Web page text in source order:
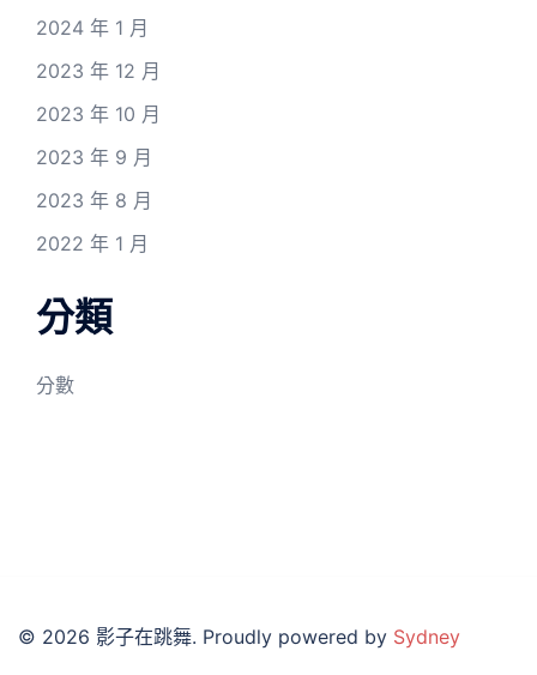
2024 年 1 月
2023 年 12 月
2023 年 10 月
2023 年 9 月
2023 年 8 月
2022 年 1 月
分類
分數
© 2026 影子在跳舞. Proudly powered by Sydney